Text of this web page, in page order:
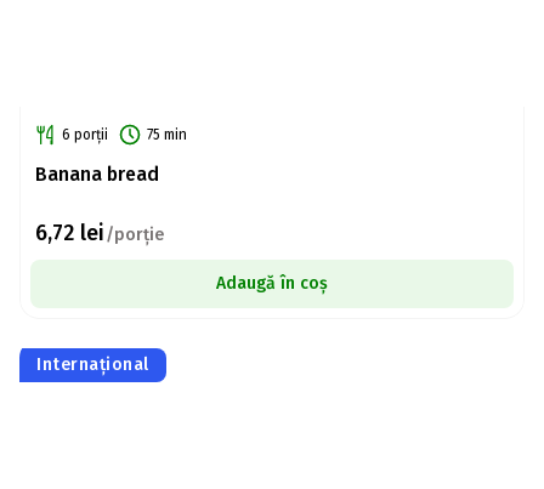
6 porții 75 min
Banana bread
6,72 lei/porție
Adaugă în coș
Internațional